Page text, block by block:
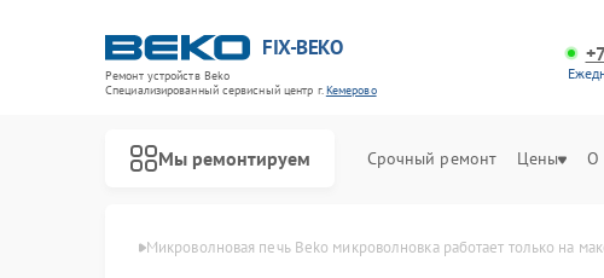
FIX-BEKO
Ремонт устройств Beko
Специализированный cервисный центр г.Кемерово
Мы ремонтируем Срочный ремонт Цены О
Микроволновая печь Beko микроволновка работает только на